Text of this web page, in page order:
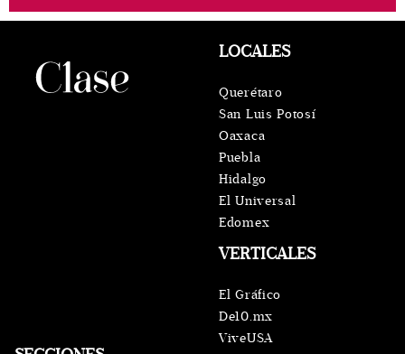
VERTICALES
El Gráfico
De10.mx
ViveUSA
LOCALES
Querétaro
San Luis Potosí
Oaxaca
Puebla
Hidalgo
El Universal
Edomex